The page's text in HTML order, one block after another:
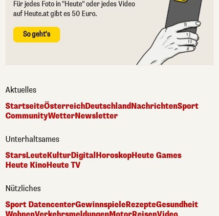
Für jedes Foto in "Heute" oder jedes Video
auf Heute.at gibt es 50 Euro.
So geht's
Aktuelles
StartseiteÖsterreichDeutschlandNachrichtenSport
CommunityWetterNewsletter
Unterhaltsames
StarsLeuteKulturDigitalHoroskopHeute Games
Heute KinoHeute TV
Nützliches
Sport DatencenterGewinnspieleRezepteGesundheit